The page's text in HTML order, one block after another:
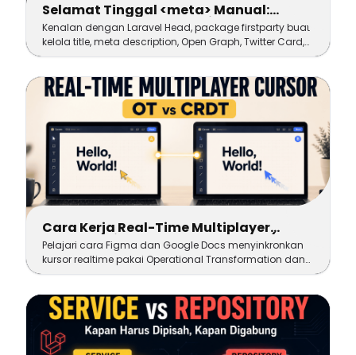
Selamat Tinggal <meta> Manual:
Laravel Head, Package First-Party
untuk Meta Tags & JSON-LD
Kenalan dengan Laravel Head, package firstparty buat
kelola title, meta description, Open Graph, Twitter Card,
sampai JSONLD schema dalam satu API fluent di Blade,
Cara Kerja Real-Time Multiplayer
Cursor di Figma dan Google Docs (OT
vs CRDT)
Pelajari cara Figma dan Google Docs menyinkronkan
kursor realtime pakai Operational Transformation dan
CRDT, lengkap analogi mudah plus contoh kode